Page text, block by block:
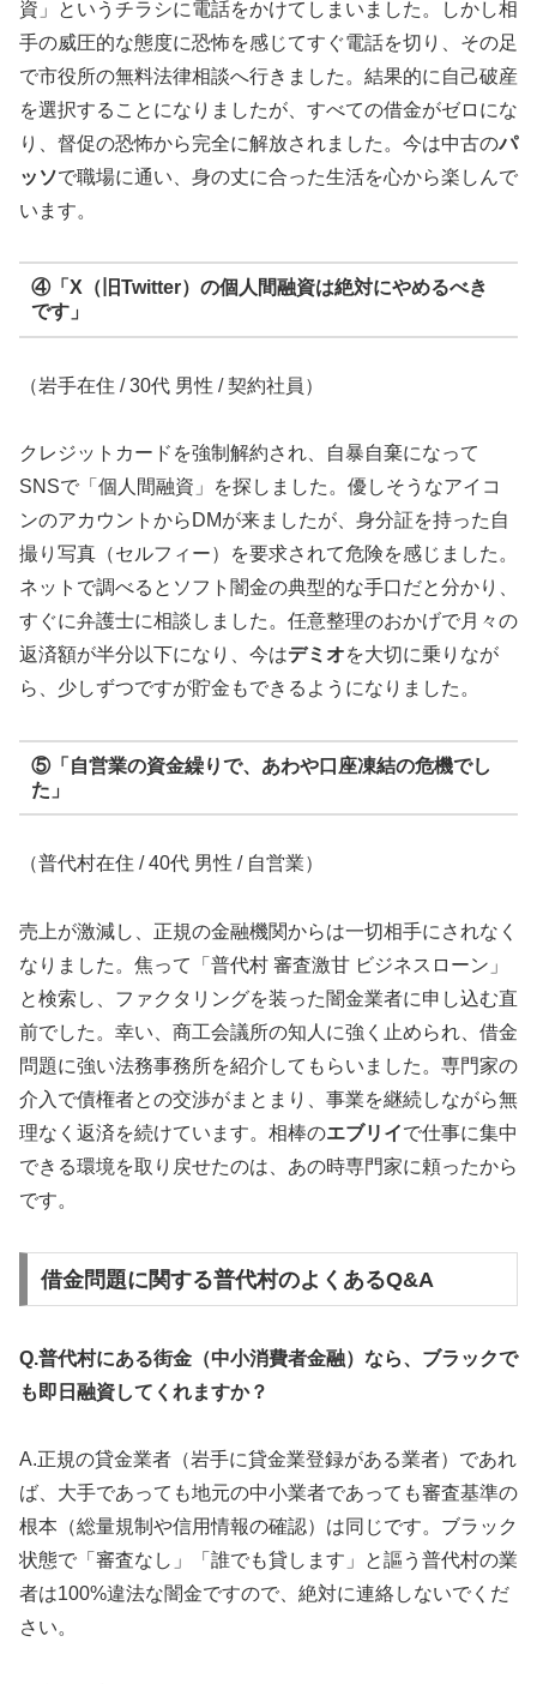
資」というチラシに電話をかけてしまいました。しかし相
手の威圧的な態度に恐怖を感じてすぐ電話を切り、その足
で市役所の無料法律相談へ行きました。結果的に自己破産
を選択することになりましたが、すべての借金がゼロにな
り、督促の恐怖から完全に解放されました。今は中古のパ
ッソで職場に通い、身の丈に合った生活を心から楽しんで
います。
④「X（旧Twitter）の個人間融資は絶対にやめるべき
です」
（岩手在住 / 30代 男性 / 契約社員）
クレジットカードを強制解約され、自暴自棄になって
SNSで「個人間融資」を探しました。優しそうなアイコ
ンのアカウントからDMが来ましたが、身分証を持った自
撮り写真（セルフィー）を要求されて危険を感じました。
ネットで調べるとソフト闇金の典型的な手口だと分かり、
すぐに弁護士に相談しました。任意整理のおかげで月々の
返済額が半分以下になり、今はデミオを大切に乗りなが
ら、少しずつですが貯金もできるようになりました。
⑤「自営業の資金繰りで、あわや口座凍結の危機でし
た」
（普代村在住 / 40代 男性 / 自営業）
売上が激減し、正規の金融機関からは一切相手にされなく
なりました。焦って「普代村 審査激甘 ビジネスローン」
と検索し、ファクタリングを装った闇金業者に申し込む直
前でした。幸い、商工会議所の知人に強く止められ、借金
問題に強い法務事務所を紹介してもらいました。専門家の
介入で債権者との交渉がまとまり、事業を継続しながら無
理なく返済を続けています。相棒のエブリイで仕事に集中
できる環境を取り戻せたのは、あの時専門家に頼ったから
です。
借金問題に関する普代村のよくあるQ&A
Q.普代村にある街金（中小消費者金融）なら、ブラックで
も即日融資してくれますか？
A.正規の貸金業者（岩手に貸金業登録がある業者）であれ
ば、大手であっても地元の中小業者であっても審査基準の
根本（総量規制や信用情報の確認）は同じです。ブラック
状態で「審査なし」「誰でも貸します」と謳う普代村の業
者は100%違法な闇金ですので、絶対に連絡しないでくだ
さい。